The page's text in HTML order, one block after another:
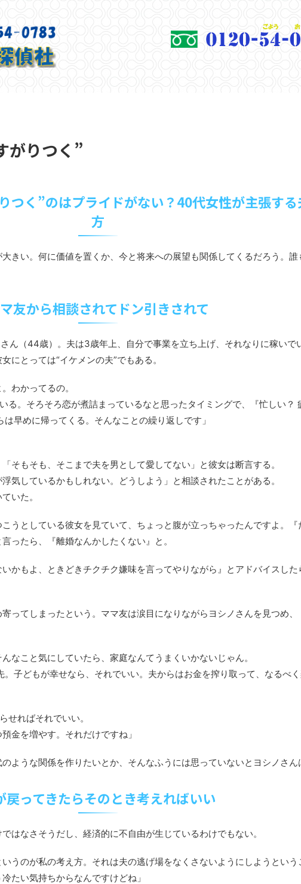
がりつく”
つく”のはプライドがない？40代女性が主張す
方
きい。何に価値を置くか、今と将来への展望も関係してくるだろう。誰
友から相談されてドン引きされて
ん（44歳）。夫は3歳年上、自分で事業を立ち上げ、それなりに稼いで
にとっては“イケメンの夫”でもある。
わかってるの。
る。そろそろ恋が煮詰まっているなと思ったタイミングで、『忙しい？
早めに帰ってくる。そんなことの繰り返しです」
そもそも、そこまで夫を男として愛してない」と彼女は断言する。
気しているかもしれない。どうしよう」と相談されたことがある。
いた。
うとしている彼女を見ていて、ちょっと腹が立っちゃったんですよ。
ったら、『離婚なんかしたくない』と。
かもよ、ときどきチクチク嫌味を言ってやりながら』とアドバイスした
ってしまったという。ママ友は涙目になりながらヨシノさんを見つめ
なこと気にしていたら、家庭なんてうまくいかないじゃん。
子どもが幸せなら、それでいい。夫からはお金を搾り取って、なるべ
せればそれでいい。
金を増やす。それだけですね」
ような関係を作りたいとか、そんなふうには思っていないとヨシノさん
戻ってきたらそのとき考えればいい
はなさそうだし、経済的に不自由が生じているわけでもない。
うのが私の考え方。それは夫の逃げ場をなくさないようにしようという
たい気持ちからなんですけどね」